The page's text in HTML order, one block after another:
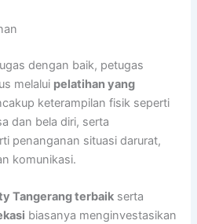
dengan baik, petugas
melalui pelatihan yang
keterampilan fisik seperti
dan bela diri, serta
penanganan situasi darurat,
komunikasi.
Tangerang terbaik serta
biasanya menginvestasikan